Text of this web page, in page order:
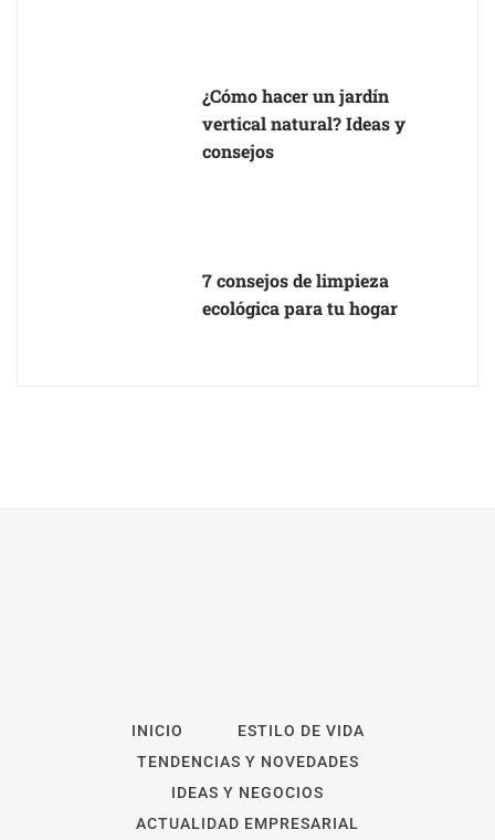
¿Cómo hacer un jardín
vertical natural? Ideas y
consejos
7 consejos de limpieza
ecológica para tu hogar
INICIO
ESTILO DE VIDA
TENDENCIAS Y NOVEDADES
IDEAS Y NEGOCIOS
ACTUALIDAD EMPRESARIAL